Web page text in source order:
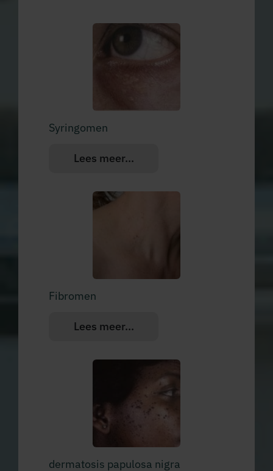
Syringomen
Lees meer...
Fibromen
Lees meer...
dermatosis papulosa nigra